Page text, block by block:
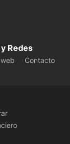
Redes
Contacto